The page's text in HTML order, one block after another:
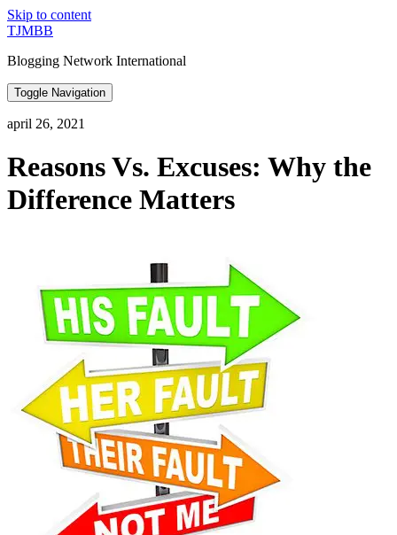
Skip to content
TJMBB
Blogging Network International
Toggle Navigation
april 26, 2021
Reasons Vs. Excuses: Why the
Difference Matters